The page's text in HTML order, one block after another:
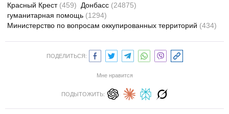
Красный Крест (459) Донбасс (24875)
гуманитарная помощь (1294)
Министерство по вопросам оккупированных территорий (434)
ПОДЕЛИТЬСЯ:
Мне нравится
ПОДЫТОЖИТЬ: